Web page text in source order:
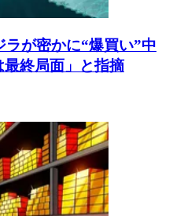
ラが密かに“爆買い”中
終局面」と指摘